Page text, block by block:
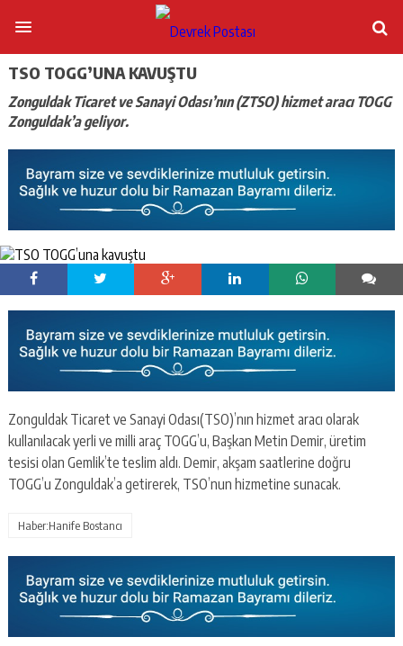
TSO TOGG’UNA KAVUŞTU
Zonguldak Ticaret ve Sanayi Odası’nın (ZTSO) hizmet aracı TOGG
Zonguldak’a geliyor.
Zonguldak Ticaret ve Sanayi Odası(TSO)’nın hizmet aracı olarak
kullanılacak yerli ve milli araç TOGG’u, Başkan Metin Demir, üretim
tesisi olan Gemlik’te teslim aldı. Demir, akşam saatlerine doğru
TOGG’u Zonguldak’a getirerek, TSO’nun hizmetine sunacak.
Haber:Hanife Bostancı